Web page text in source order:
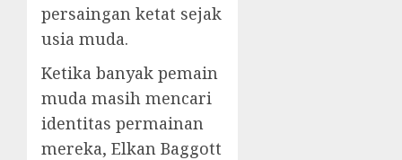
persaingan ketat sejak
usia muda.
Ketika banyak pemain
muda masih mencari
identitas permainan
mereka, Elkan Baggott